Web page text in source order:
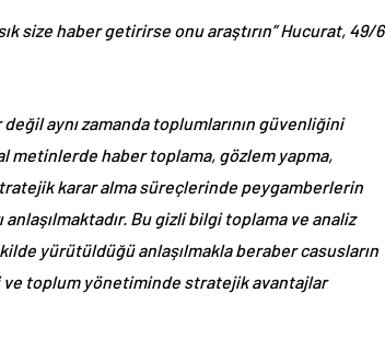
size haber getirirse onu araştırın” Hucurat, 49/6
aynı zamanda toplumlarının güvenliğini
metinlerde haber toplama, gözlem yapma,
karar alma süreçlerinde peygamberlerin
Bu gizli bilgi toplama ve analiz
yürütüldüğü anlaşılmakla beraber casusların
ve toplum yönetiminde stratejik avantajlar